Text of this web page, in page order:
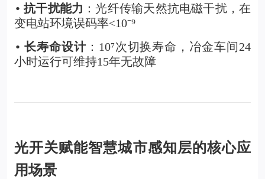
• 抗干扰能力 ：光纤传输天然抗电磁干扰，在
变电站环境误码率<10⁻⁹
• 长寿命设计：10⁷次切换寿命，冶金车间24
小时运行可维持15年无故障
光开关赋能智慧城市感知层的核心应
用场景